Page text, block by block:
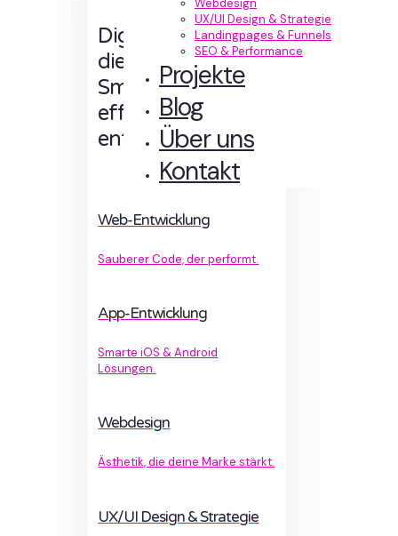
Webdesign
UX/UI Design & Strategie
Landingpages & Funnels
SEO & Performance
Projekte
Blog
Über uns
Kontakt
Digitale Erlebnisse,
die Sinn machen.
Smart designt und
effizient
entwickelt.
Web-Entwicklung
Sauberer Code, der performt.
App-Entwicklung
Smarte iOS & Android
Lösungen.
Webdesign
Ästhetik, die deine Marke stärkt.
UX/UI Design & Strategie